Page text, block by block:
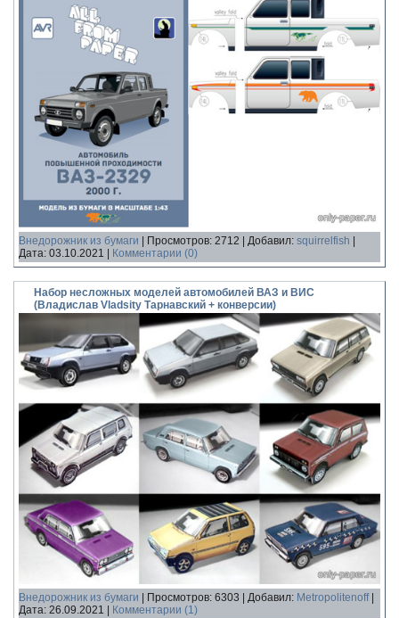
Внедорожник из бумаги | Просмотров: 2712 | Добавил: squirrelfish |
Дата: 03.10.2021 | Комментарии (0)
Набор несложных моделей автомобилей ВАЗ и ВИС
(Владислав Vladsity Тарнавский + конверсии)
Внедорожник из бумаги Просмотров: 6303 Добавил: Metropolitenoff|
Дата: 26.09.2021 Комментарии (1)